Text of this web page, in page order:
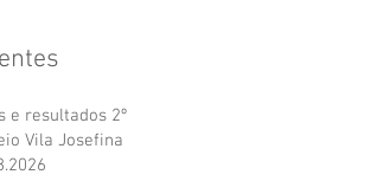
e resultados 2º
Vila Josefina